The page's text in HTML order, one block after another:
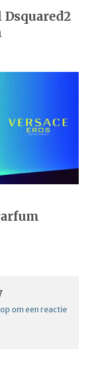
om een reactie